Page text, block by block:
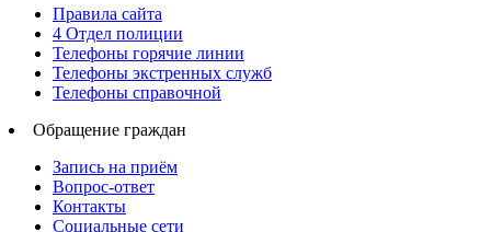
Правила сайта
4 Отдел полиции
Телефоны горячие линии
Телефоны экстренных служб
Телефоны справочной
Обращение граждан
Запись на приём
Вопрос-ответ
Контакты
Социальные сети